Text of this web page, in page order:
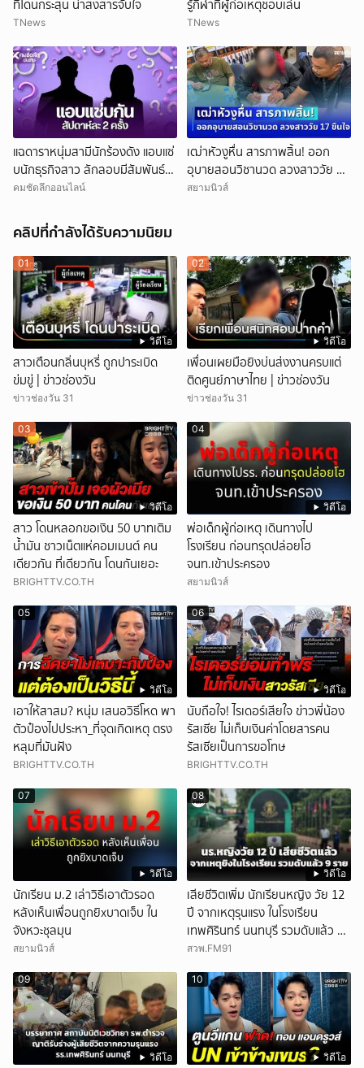
ที่โดนกระสุน น่าสงสารจับใจ
TNews
รู้กีฬาที่ผู้ก่อเหตุชอบเล่น
TNews
แฉดาราหนุ่มสามีนักร้องดัง แอบแซ่
บนักธุรกิจสาว ลักลอบมีสัมพันธ์
สัปดาห์ละ 2 ครั้ง
คมชัดลึกออนไลน์
เฒ่าหัวงูหื่น สารภาพสิ้น! ออก
อุบายสอนวิชานวด ลวงสาววัย 17
ขืนใจภายในเวลาเพียง 40 นาที
สยามนิวส์
คลิปที่กำลังได้รับความนิยม
วิดีโอ
01
สาวเตือนกลิ่นบุหรี่ ถูกปาระเบิด
ข่มขู่ | ข่าวช่องวัน
ข่าวช่องวัน 31
วิดีโอ
02
เพื่อนเผยมือยิงบ่นส่งงานครบแต่
ติดศูนย์ภาษาไทย | ข่าวช่องวัน
ข่าวช่องวัน 31
วิดีโอ
03
สาว โดนหลอกขอเงิน 50 บาทเติม
น้ำมัน ชาวเน็ตแห่คอมเมนต์ คน
เดียวกัน ที่เดียวกัน โดนกันเยอะ
BRIGHTTV.CO.TH
วิดีโอ
04
พ่อเด็กผู้ก่อเหตุ เดินทางไป
โรงเรียน ก่อนทรุดปล่อยโฮ
จนท.เข้าประครอง
สยามนิวส์
วิดีโอ
05
เอาให้สาสม? หนุ่ม เสนอวิธีโหด พา
ตัวป๋องไปประหา_ที่จุดเกิดเหตุ ตรง
หลุมที่มันฝัง
BRIGHTTV.CO.TH
วิดีโอ
06
นับถือใจ! ไรเดอร์เสียใจ ข่าวพี่น้อง
รัสเซีย ไม่เก็บเงินค่าโดยสารคน
รัสเซียเป็นการขอโทษ
BRIGHTTV.CO.TH
วิดีโอ
07
นักเรียน ม.2 เล่าวิธีเอาตัวรอด
หลังเห็นเพื่อนถูกยิxบาดเจ็บ ใน
จังหวะชุลมุน
สยามนิวส์
วิดีโอ
08
เสียชีวิตเพิ่ม นักเรียนหญิง วัย 12
ปี จากเหตุรุนแรง ในโรงเรียน
เทพศิรินทร์ นนทบุรี รวมดับแล้ว 9
ราย
สวพ.FM91
วิดีโอ
09
วิดีโอ
10